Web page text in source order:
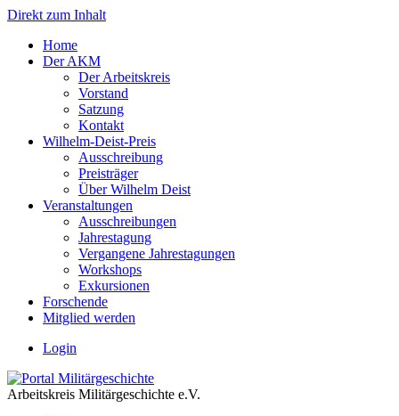
Direkt zum Inhalt
Home
Der AKM
Der Arbeitskreis
Vorstand
Satzung
Kontakt
Wilhelm-Deist-Preis
Ausschreibung
Preisträger
Über Wilhelm Deist
Veranstaltungen
Ausschreibungen
Jahrestagung
Vergangene Jahrestagungen
Workshops
Exkursionen
Forschende
Mitglied werden
Login
Arbeitskreis Militärgeschichte e.V.